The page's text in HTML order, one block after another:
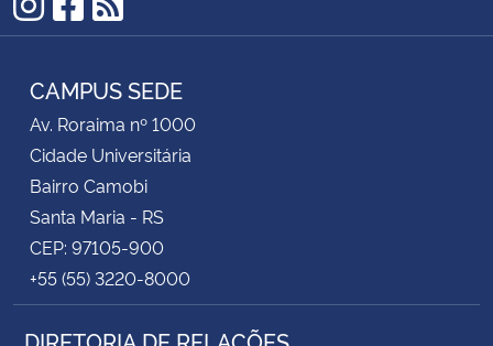
Instagram
Facebook
RSS
CAMPUS SEDE
Av. Roraima nº 1000
Cidade Universitária
Bairro Camobi
Santa Maria - RS
CEP: 97105-900
+55 (55) 3220-8000